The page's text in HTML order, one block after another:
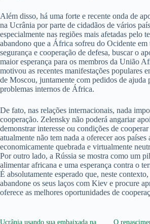
Além disso, há uma forte e recente onda de
na Ucrânia por parte de cidadãos de vários
especialmente nas regiões mais afetadas pelo
abandono que a África sofreu do Ocidente em
segurança e cooperação de defesa, buscar o
maior esperança para os membros da União
motivou as recentes manifestações populares
de Moscou, juntamente com pedidos de ajuda
problemas internos de África.
De fato, nas relações internacionais, nada
cooperação. Zelensky não poderá angariar
demonstrar interesse ou condições de
atualmente não tem nada a oferecer aos países
economicamente quebrada e virtualmente
Por outro lado, a Rússia se mostra como um
alimentar africana e uma esperança contra o
É absolutamente esperado que, neste
abandone os seus laços com Kiev e procure
oferece as melhores oportunidades de
Ucrânia usando sua embaixada na
O